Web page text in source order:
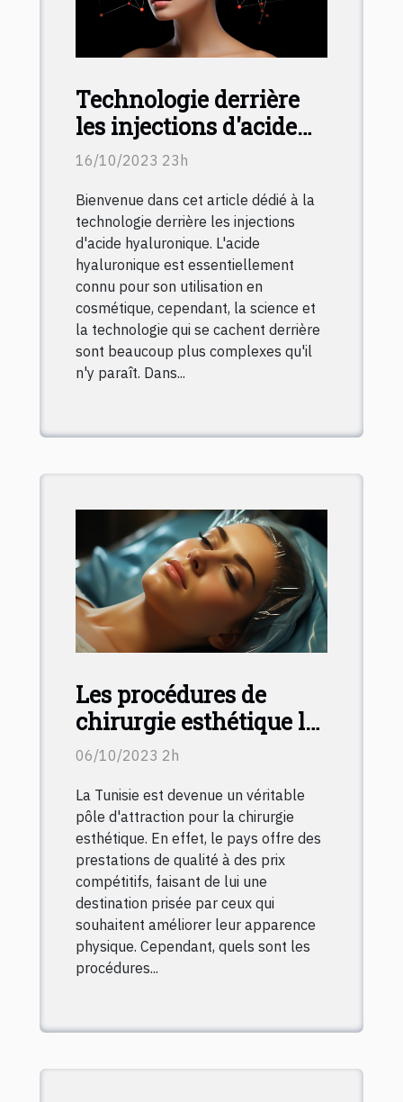
Technologie derrière
les injections d'acide
hyaluronique :
16/10/2023 23h
Bienvenue dans cet article dédié à la
technologie derrière les injections
d'acide hyaluronique. L'acide
hyaluronique est essentiellement
connu pour son utilisation en
cosmétique, cependant, la science et
la technologie qui se cachent derrière
sont beaucoup plus complexes qu'il
n'y paraît. Dans...
Les procédures de
chirurgie esthétique les
plus populaires en
06/10/2023 2h
La Tunisie est devenue un véritable
pôle d'attraction pour la chirurgie
esthétique. En effet, le pays offre des
prestations de qualité à des prix
compétitifs, faisant de lui une
destination prisée par ceux qui
souhaitent améliorer leur apparence
physique. Cependant, quels sont les
procédures...